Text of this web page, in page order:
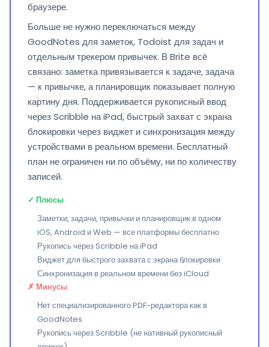
браузере.
Больше не нужно переключаться между
GoodNotes для заметок, Todoist для задач и
отдельным трекером привычек. В Brite всё
связано: заметка привязывается к задаче, задача
— к привычке, а планировщик показывает полную
картину дня. Поддерживается рукописный ввод
через Scribble на iPad, быстрый захват с экрана
блокировки через виджет и синхронизация между
устройствами в реальном времени. Бесплатный
план не ограничен ни по объёму, ни по количеству
записей.
✓ Плюсы
Заметки, задачи, привычки и планировщик в одном
iOS, Android и Web — все платформы бесплатно
Рукопись через Scribble на iPad
Виджет для быстрого захвата с экрана блокировки
Синхронизация в реальном времени без iCloud
✗ Минусы
Нет специализированного PDF-редактора как в
GoodNotes
Рукопись через Scribble (не нативный рукописный